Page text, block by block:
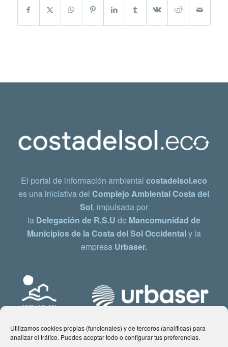
Utilizamos cookies propias (funcionales) y de terceros (analíticas) para
analizar el tráfico. Puedes aceptar todo o configurar tus preferencias.
El portal de información ambiental costadelsol.eco
es una iniciativa delComplejo Ambiental Costa del
Sol, impulsada por
la Delegación de R.S.U de Mancomunidad de
Municipios de la Costa del Sol Occidentaly la
empresa Urbaser.